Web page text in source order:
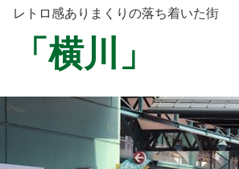
レトロ感ありまくりの落ち着いた街
「横川」